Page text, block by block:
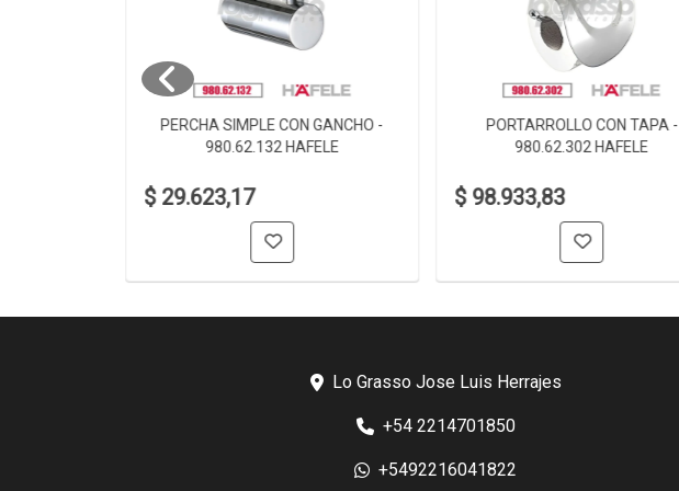
PERCHA SIMPLE CON GANCHO -
980.62.132 HAFELE
$ 29.623,17
PORTARROLLO CON TAPA -
980.62.302 HAFELE
$ 98.933,83
Lo Grasso Jose Luis Herrajes
+54 2214701850
+5492216041822